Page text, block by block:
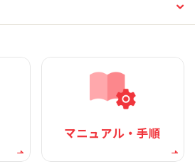
マニュアル・手順